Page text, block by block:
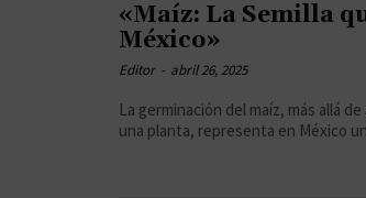
«Maíz: La Semilla
México»
Editor - abril 26, 2025
La germinación del maíz, más allá
una planta, representa en México